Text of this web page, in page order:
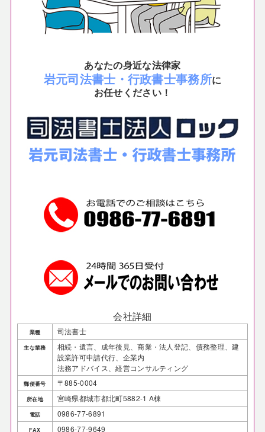
あなたの身近な法律家
岩元司法書士・行政書士事務所に
お任せください！
会社詳細
業種 司法書士
主な業務
相続・遺言、成年後見、商業・法人登記、債務整理、建
設業許可申請代行、企業内
法務アドバイス、経営コンサルティング
郵便番号 〒885-0004
所在地 宮崎県都城市都北町5882-1 A棟
電話 0986-77-6891
FAX 0986-77-9649